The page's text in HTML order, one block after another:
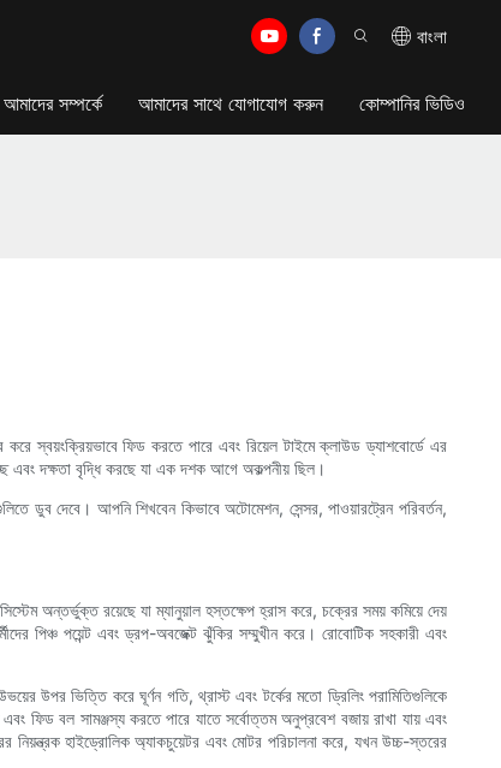
বাংলা
আমাদের সম্পর্কে আমাদের সাথে যোগাযোগ করুন কোম্পানির ভিডিও
করে স্বয়ংক্রিয়ভাবে ফিড করতে পারে এবং রিয়েল টাইমে ক্লাউড ড্যাশবোর্ডে এর
এবং দক্ষতা বৃদ্ধি করছে যা এক দশক আগে অকল্পনীয় ছিল।
ডুব দেবে। আপনি শিখবেন কিভাবে অটোমেশন, সেন্সর, পাওয়ারট্রেন পরিবর্তন,
অন্তর্ভুক্ত রয়েছে যা ম্যানুয়াল হস্তক্ষেপ হ্রাস করে, চক্রের সময় কমিয়ে দেয়
পিঞ্চ পয়েন্ট এবং ড্রপ-অবজেক্ট ঝুঁকির সম্মুখীন করে। রোবোটিক সহকারী এবং
উপর ভিত্তি করে ঘূর্ণন গতি, থ্রাস্ট এবং টর্কের মতো ড্রিলিং পরামিতিগুলিকে
ফিড বল সামঞ্জস্য করতে পারে যাতে সর্বোত্তম অনুপ্রবেশ বজায় রাখা যায় এবং
হাইড্রোলিক অ্যাকচুয়েটর এবং মোটর পরিচালনা করে, যখন উচ্চ-স্তরের